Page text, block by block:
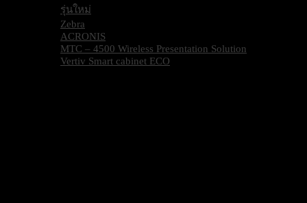
รุ่นใหม่
Zebra
ACRONIS
MTC – 4500 Wireless Presentation Solution
Vertiv Smart cabinet ECO